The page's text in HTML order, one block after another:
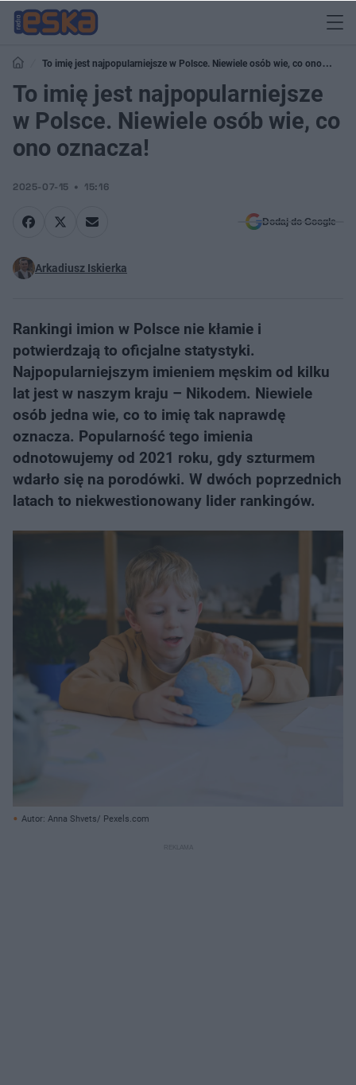
To imię jest najpopularniejsze w Polsce. Niewiele osób wie, co ono
oznacza!
To imię jest najpopularniejsze
w Polsce. Niewiele osób wie, co
ono oznacza!
2025-07-15 15:16
Dodaj do Google
Arkadiusz Iskierka
Rankingi imion w Polsce nie kłamie i
potwierdzają to oficjalne statystyki.
Najpopularniejszym imieniem męskim od kilku
lat jest w naszym kraju – Nikodem. Niewiele
osób jedna wie, co to imię tak naprawdę
oznacza. Popularność tego imienia
odnotowujemy od 2021 roku, gdy szturmem
wdarło się na porodówki. W dwóch poprzednich
latach to niekwestionowany lider rankingów.
Autor: Anna Shvets/ Pexels.com